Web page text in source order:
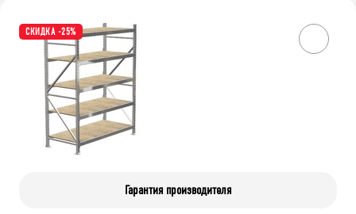
СКИДКА -25%
Гарантия производителя